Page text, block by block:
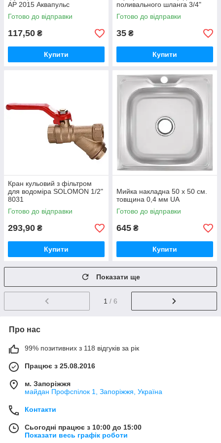
АР 2015 Аквапульс
Готово до відправки
117,50 ₴
Купити
поливального шланга 3/4"
Готово до відправки
35 ₴
Купити
Кран кульовий з фільтром
для водоміра SOLOMON 1/2"
8031
Готово до відправки
293,90 ₴
Купити
Мийка накладна 50 х 50 см.
товщина 0,4 мм UA
Готово до відправки
645 ₴
Купити
Показати ще
1 / 6
Про нас
99% позитивних з 118 відгуків за рік
Працює з 25.08.2016
м. Запоріжжя
майдан Профспілок 1, Запоріжжя, Україна
Контакти
Сьогодні працює з 10:00 до 15:00
Показати весь графік роботи